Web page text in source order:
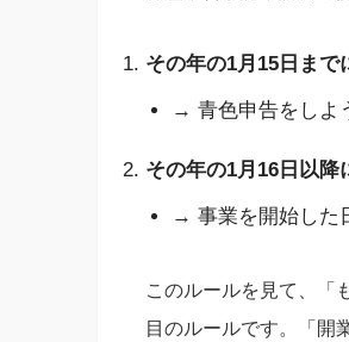
その年の1月15日まで
→ 青色申告をしよ
その年の1月16日以降
→ 事業を開始した
このルールを見て、「
目のルールです。「開